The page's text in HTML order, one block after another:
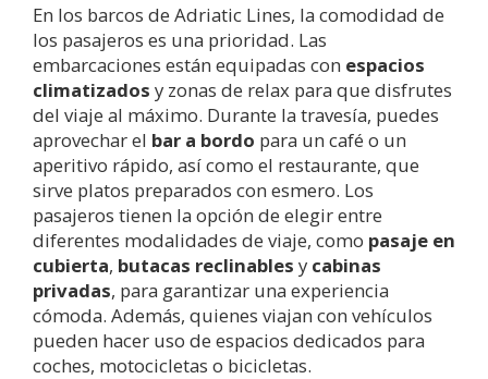
En los barcos de Adriatic Lines, la comodidad de
los pasajeros es una prioridad. Las
embarcaciones están equipadas con espacios
climatizados y zonas de relax para que disfrutes
del viaje al máximo. Durante la travesía, puedes
aprovechar el bar a bordo para un café o un
aperitivo rápido, así como el restaurante, que
sirve platos preparados con esmero. Los
pasajeros tienen la opción de elegir entre
diferentes modalidades de viaje, como pasaje en
cubierta, butacas reclinables y cabinas
privadas, para garantizar una experiencia
cómoda. Además, quienes viajan con vehículos
pueden hacer uso de espacios dedicados para
coches, motocicletas o bicicletas.